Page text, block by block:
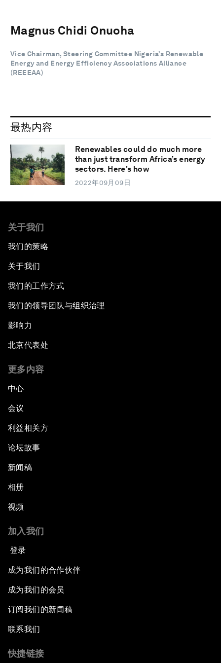
Magnus Chidi Onuoha
Vice Chairman, Steering Committee Nigeria’s Renewable
Energy and Energy Efficiency Associations Alliance
(REEEAA)
最热内容
Renewables could do much more
than just transform Africa’s energy
sectors. Here's how
2022年09月09日
关于我们
我们的策略
关于我们
我们的工作方式
我们的领导团队与组织治理
影响力
北京代表处
更多内容
中心
会议
利益相关方
论坛故事
新闻稿
相册
视频
加入我们
登录
成为我们的合作伙伴
成为我们的会员
订阅我们的新闻稿
联系我们
快捷链接